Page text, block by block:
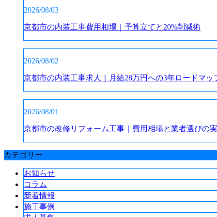
2026/08/03
京都市の内装工事費用相場｜予算立てと20%削減術
2026/08/02
京都市の内装工事求人｜月給28万円への3年ロードマッ
2026/08/01
京都市の改修リフォーム工事｜費用相場と業者選びの
カテゴリー
お知らせ
コラム
新着情報
施工事例